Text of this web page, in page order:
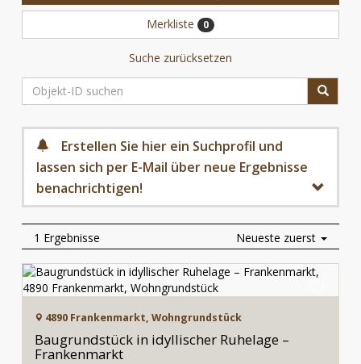
Merkliste 0
Suche zurücksetzen
Erstellen Sie hier ein Suchprofil und
lassen sich per E-Mail über neue Ergebnisse
benachrichtigen!
1 Ergebnisse Neueste zuerst
4890 Frankenmarkt, Wohngrundstück
Baugrundstück in idyllischer Ruhelage –
Frankenmarkt